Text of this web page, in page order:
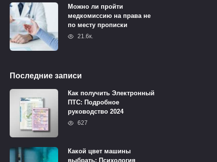
Можно ли пройти
медкомиссию на права не
по месту прописки
21.6к.
Последние записи
Как получить Электронный
ПТС: Подробное
руководство 2024
627
Какой цвет машины
выбрать: Психология